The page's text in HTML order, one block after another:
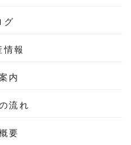
グ
情報
内
流れ
要